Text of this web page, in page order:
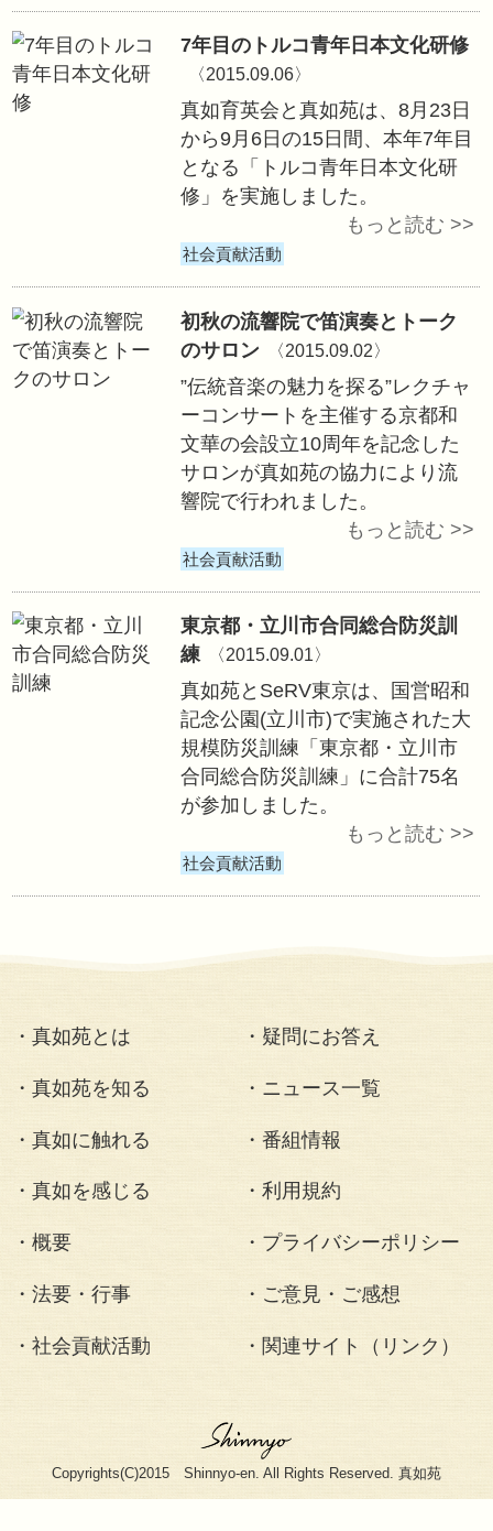
社会貢献活動
サンフランシス
会
〈2015.09.13〉
9月13日(現地時
ランシスコの真
リフォルニア州
ティ)にて苑主・
もと「秋季彼岸
した。
7年目のトルコ青
〈2015.09.06〉
真如育英会と真
から9月6日の15
となる「トルコ
修」を実施しまし
初秋の流響院で
ーコンサートを
文華の会設立10
サロンが真如苑
響院で行われまし
東京都・立川市